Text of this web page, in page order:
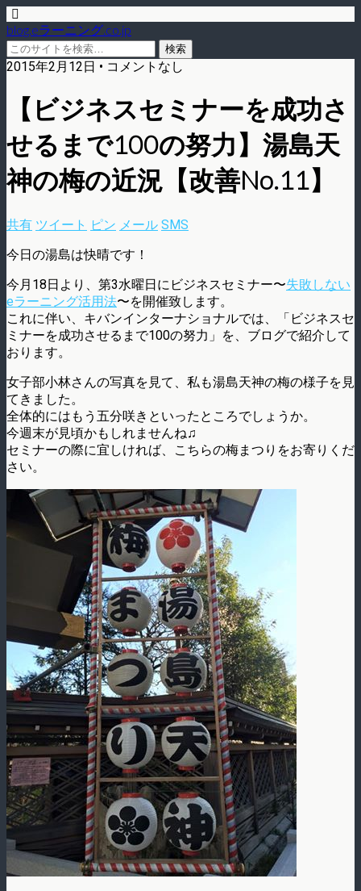
blog.eラーニング.co.jp
2015年2月12日 • コメントなし
【ビジネスセミナーを成功さ
せるまで100の努力】湯島天
神の梅の近況【改善No.11】
共有 ツイート ピン メール SMS
今日の湯島は快晴です！
今月18日より、第3水曜日にビジネスセミナー〜失敗しない
eラーニング活用法〜を開催致します。
これに伴い、キバンインターナショナルでは、「ビジネスセ
ミナーを成功させるまで100の努力」を、ブログで紹介して
おります。
女子部小林さんの写真を見て、私も湯島天神の梅の様子を見
てきました。
全体的にはもう五分咲きといったところでしょうか。
今週末が見頃かもしれませんね♫
セミナーの際に宜しければ、こちらの梅まつりをお寄りくだ
さい。